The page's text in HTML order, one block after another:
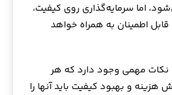
اما سرمایه‌گذاری روی کیفیت،
قابل اطمینان به همراه خواهد
نکات مهمی وجود دارد که هر
هزینه و بهبود کیفیت باید آنها را